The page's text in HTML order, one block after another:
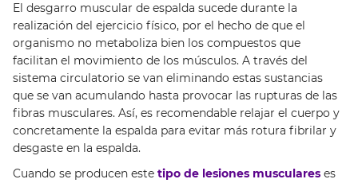
El desgarro muscular de espalda sucede durante la
realización del ejercicio físico, por el hecho de que el
organismo no metaboliza bien los compuestos que
facilitan el movimiento de los músculos. A través del
sistema circulatorio se van eliminando estas sustancias
que se van acumulando hasta provocar las rupturas de las
fibras musculares. Así, es recomendable relajar el cuerpo y
concretamente la espalda para evitar más rotura fibrilar y
desgaste en la espalda.
Cuando se producen este tipo de lesiones musculares es